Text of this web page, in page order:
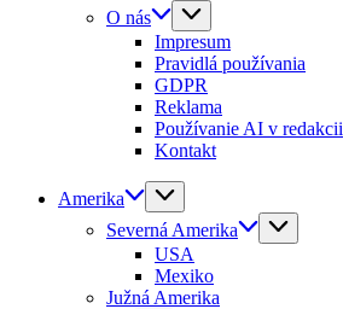
O nás
Impresum
Pravidlá používania
GDPR
Reklama
Používanie AI v redakcii
Kontakt
Amerika
Severná Amerika
USA
Mexiko
Južná Amerika